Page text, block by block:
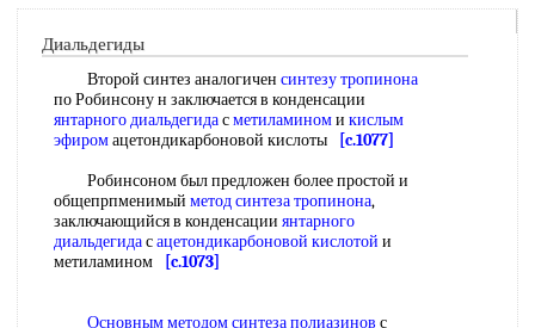
Диальдегиды
Второй синтез аналогичен синтезу тропинона
по Робинсону н заключается в конденсации
янтарного диальдегидасметиламиноми кислым
эфиромацетондикарбоновой кислоты
[c.1077]
Робинсоном был предложен более простой и
общепрпменимый метод синтезатропинона,
заключающийся в конденсации янтарного
диальдегидасацетондикарбоновой кислотой и
метиламином
[c.1073]
Основным методом синтезаполиазинов с